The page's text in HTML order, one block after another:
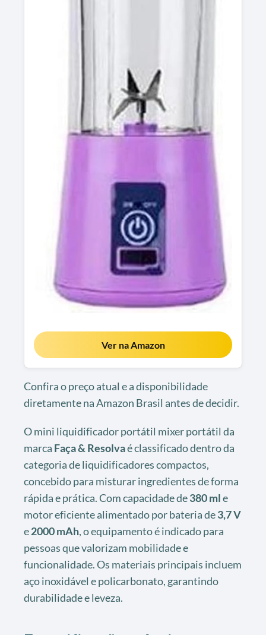
Ver na Amazon
Confira o preço atual e a disponibilidade
diretamente na Amazon Brasil antes de decidir.
O mini liquidificador portátil mixer portátil da
marca Faça & Resolvaé classificado dentro da
categoria de liquidificadores compactos,
concebido para misturar ingredientes de forma
rápida e prática. Com capacidade de380 mle
motor eficiente alimentado por bateria de3,7 V
e2000 mAh, o equipamento é indicado para
pessoas que valorizam mobilidade e
funcionalidade. Os materiais principais incluem
aço inoxidável e policarbonato, garantindo
durabilidade e leveza.